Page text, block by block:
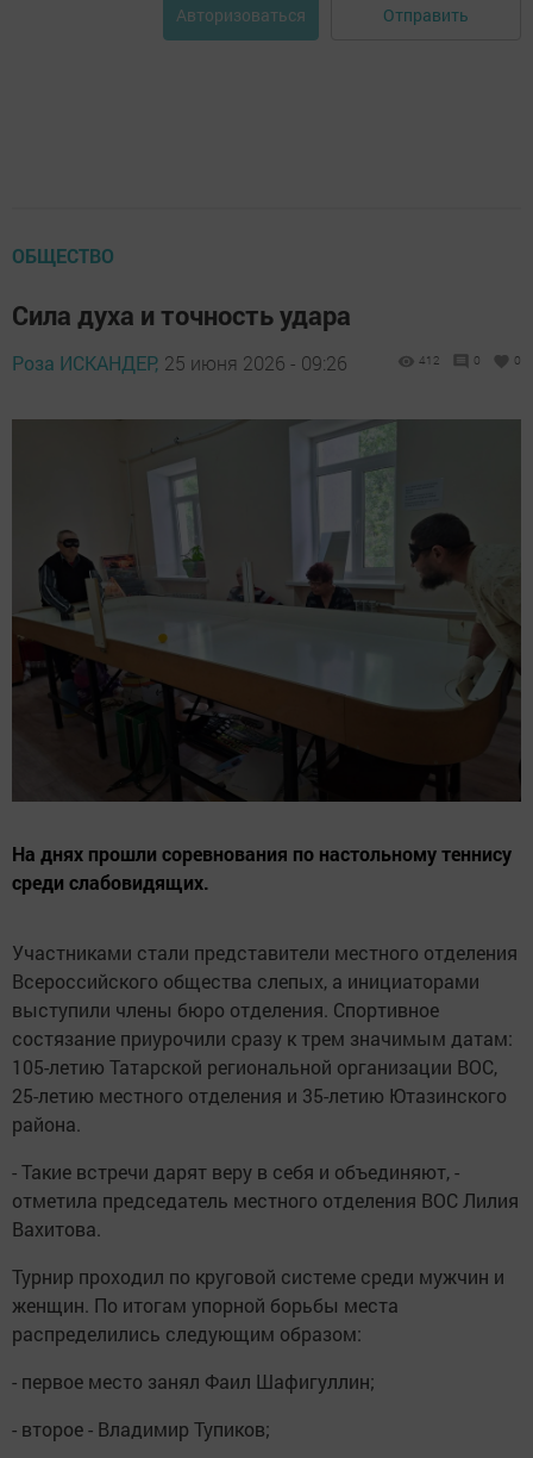
Авторизоваться Отправить
ОБЩЕСТВО
Сила духа и точность удара
Роза ИСКАНДЕР, 25 июня 2026 - 09:26 412 0 0
На днях прошли соревнования по настольному теннису
среди слабовидящих.
Участниками стали представители местного отделения
Всероссийского общества слепых, а инициаторами
выступили члены бюро отделения. Спортивное
состязание приурочили сразу к трем значимым датам:
105-летию Татарской региональной организации ВОС,
25-летию местного отделения и 35-летию Ютазинского
района.
- Такие встречи дарят веру в себя и объединяют, -
отметила председатель местного отделения ВОС Лилия
Вахитова.
Турнир проходил по круговой системе среди мужчин и
женщин. По итогам упорной борьбы места
распределились следующим образом:
- первое место занял Фаил Шафигуллин;
- второе - Владимир Тупиков;